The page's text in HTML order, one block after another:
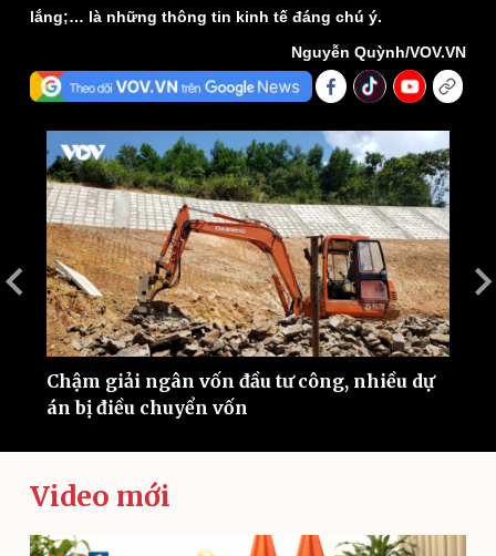
Thế giới
Quan sát
Cuộc sống đó đây
Hồ sơ
Multimedia
Video
Ảnh
E-Magazine
Infographic
lắng;… là những thông tin kinh tế đáng chú ý.
Nguyễn Quỳnh/VOV.VN
Chậm giải ngân vốn đầu tư công, nhiều dự
án bị điều chuyển vốn
Video mới